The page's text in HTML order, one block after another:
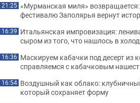
21:25 «Мурманская миля»
фестивалю Заполярья вернут
16:39 Итальянская импровизация:
сыром из того, что нашлось в
16:36 Маскируем кабачки под десерт из
справляемся с кабачковым
16:54 Воздушный как облако:
который сохраняет форму